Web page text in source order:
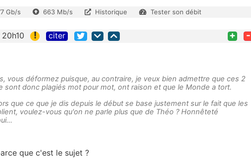
Gb/s 663 Mb/s Historique Tester son débit
! citer + -
vous déformez puisque, au contraire, je veux bien admettre que ces 2
sont donc plagiés mot pour mot, ont raison et que le Monde a tort.
que ce que je dis depuis le début se base justement sur le fait que les
voulez-vous qu'on ne parle plus que de Théo ? Honnêteté
que c'est le sujet ?